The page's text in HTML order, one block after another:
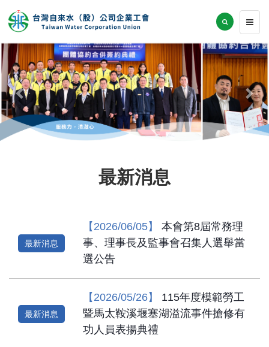
Previous
最新消息
最新消息
【2026/06/05】
本會第8屆常務理
事、理事長及監事會召集人選舉當
選公告
最新消息
【2026/05/26】
115年度模範勞工
暨馬太鞍溪堰塞湖溢流事件搶修有
功人員表揚典禮